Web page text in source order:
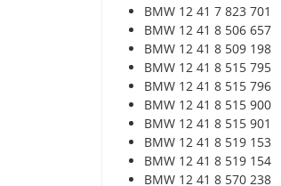
BMW 12 41 7 823 701
BMW 12 41 8 506 657
BMW 12 41 8 509 198
BMW 12 41 8 515 795
BMW 12 41 8 515 796
BMW 12 41 8 515 900
BMW 12 41 8 515 901
BMW 12 41 8 519 153
BMW 12 41 8 519 154
BMW 12 41 8 570 238